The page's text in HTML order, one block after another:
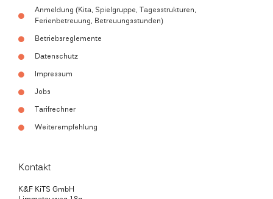
Anmeldung (Kita, Spielgruppe, Tagesstrukturen,
Ferienbetreuung, Betreuungsstunden)
Betriebsreglemente
Datenschutz
Impressum
Jobs
Tarifrechner
Weiterempfehlung
Kontakt
K&F KiTS GmbH